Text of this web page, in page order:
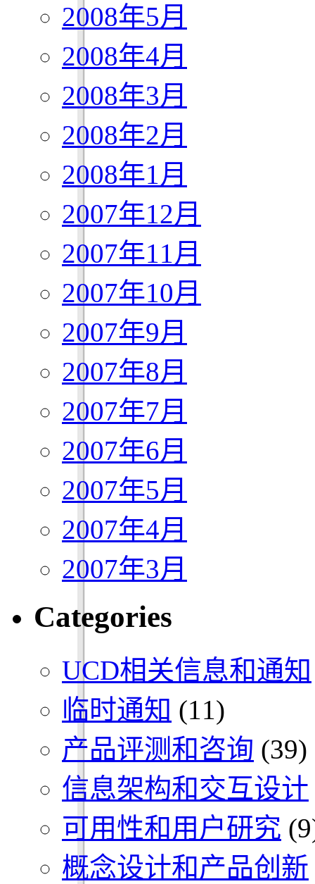
2008年5月
2008年4月
2008年3月
2008年2月
2008年1月
2007年12月
2007年11月
2007年10月
2007年9月
2007年8月
2007年7月
2007年6月
2007年5月
2007年4月
2007年3月
Categories
UCD相关信息和通知
临时通知 (11)
产品评测和咨询 (39)
信息架构和交互设计
可用性和用户研究
概念设计和产品创新